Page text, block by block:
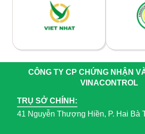
CÔNG TY CP CHỨNG NHẬN
VINACONTROL
TRỤ SỞ CHÍNH:
41 Nguyễn Thượng Hiền, P. Hai Bà